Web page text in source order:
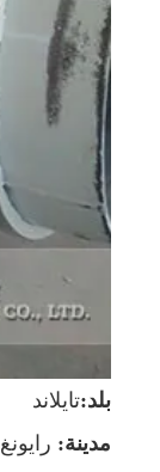
بلد:تايلاند
مدينة: رايونغ